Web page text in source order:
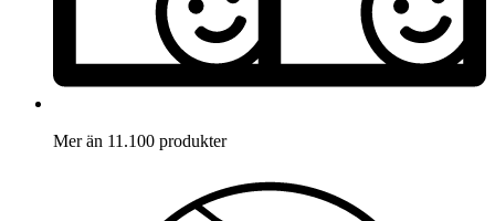
Mer än 11.100 produkter